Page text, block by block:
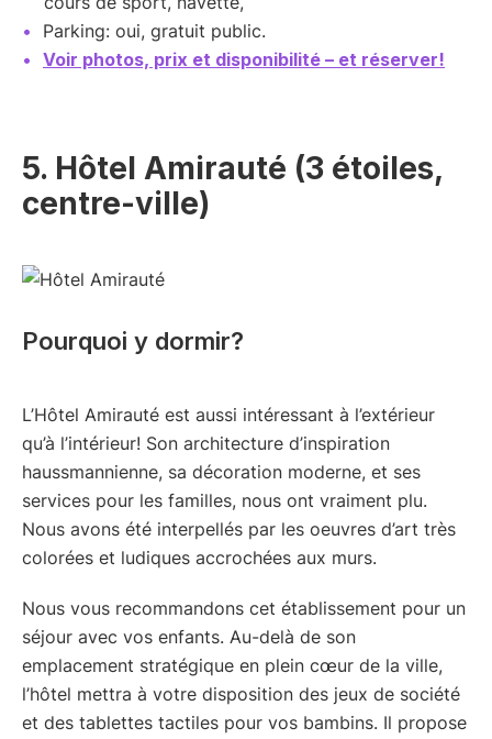
Parking: oui, gratuit public.
Voir photos, prix et disponibilité – et réserver!
5. Hôtel Amirauté (3 étoiles,
centre-ville)
Pourquoi y dormir?
L’Hôtel Amirauté est aussi intéressant à l’extérieur
qu’à l’intérieur! Son architecture d’inspiration
haussmannienne, sa décoration moderne, et ses
services pour les familles, nous ont vraiment plu.
Nous avons été interpellés par les oeuvres d’art très
colorées et ludiques accrochées aux murs.
Nous vous recommandons cet établissement pour un
séjour avec vos enfants. Au-delà de son
emplacement stratégique en plein cœur de la ville,
l’hôtel mettra à votre disposition des jeux de société
et des tablettes tactiles pour vos bambins. Il propose